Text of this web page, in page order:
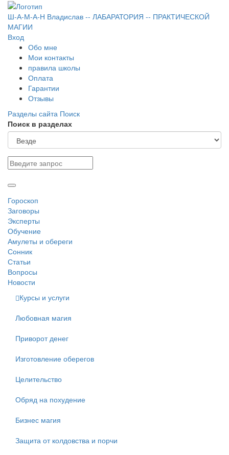
Ш-А-М-А-Н Владислав -- ЛАБАРАТОРИЯ -- ПРАКТИЧЕСКОЙ
МАГИИ
Вход
Обо мне
Мои контакты
правила школы
Оплата
Гарантии
Отзывы
Разделы сайта Поиск
Поиск в разделах
Гороскоп
Заговоры
Эксперты
Обучение
Амулеты и обереги
Сонник
Статьи
Вопросы
Новости
Курсы и услуги
Любовная магия
Приворот денег
Изготовление оберегов
Целительство
Обряд на похудение
Бизнес магия
Защита от колдовства и порчи